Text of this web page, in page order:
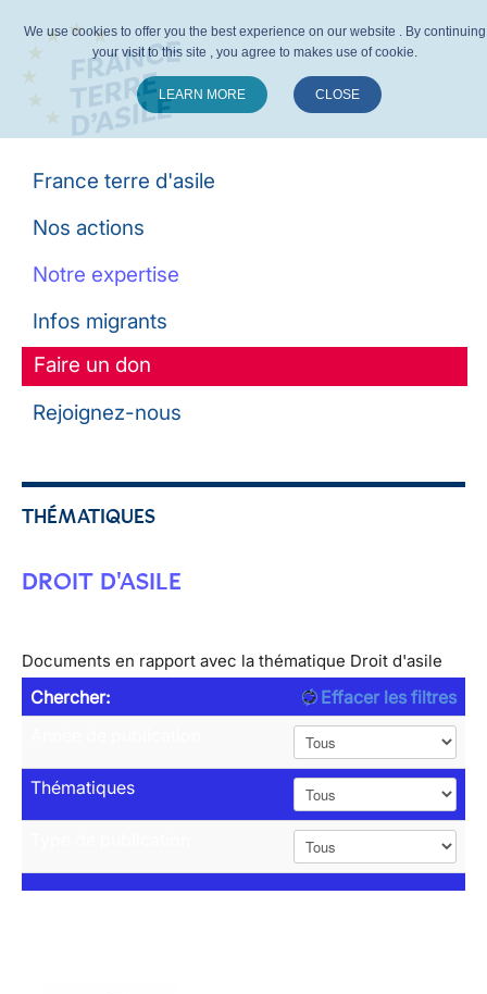
France terre d'asile
Nos actions
Notre expertise
Infos migrants
Faire un don
Rejoignez-nous
THÉMATIQUES
DROIT D'ASILE
Documents en rapport avec la thématique Droit d'asile
Chercher:
Effacer les filtres
Thématiques
We use cookies to offer you the best experience on our website . By continuing
your visit to this site , you agree to makes use of cookie.
LEARN MORE CLOSE